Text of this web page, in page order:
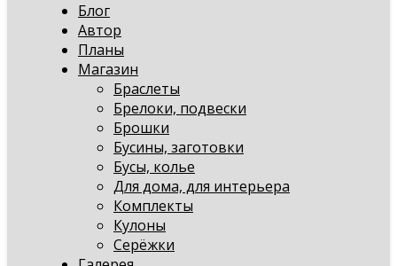
Блог
Автор
Планы
Магазин
Браслеты
Брелоки, подвески
Брошки
Бусины, заготовки
Бусы, колье
Для дома, для интерьера
Комплекты
Кулоны
Серёжки